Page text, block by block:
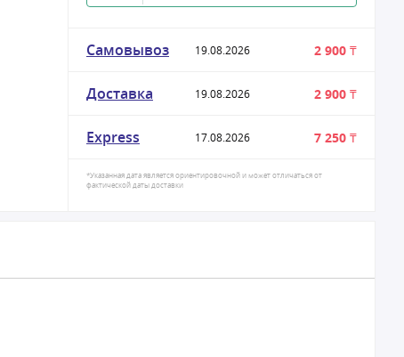
Самовывоз 19.08.2026 2 900 ₸
Доставка 19.08.2026 2 900 ₸
Express 17.08.2026 7 250 ₸
*Указанная дата является ориентировочной и может отличаться от
фактической даты доставки